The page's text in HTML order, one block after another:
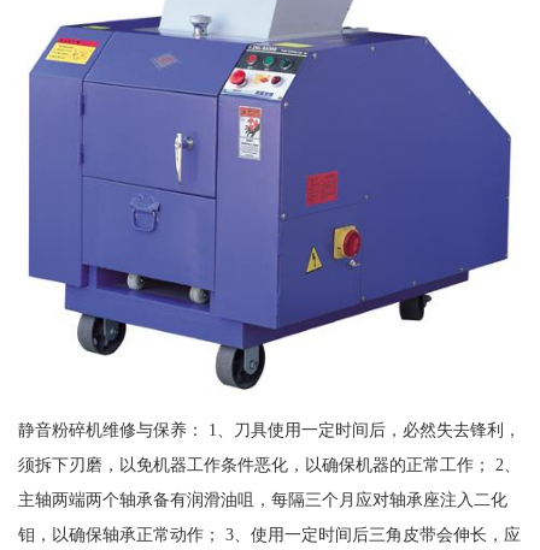
静音粉碎机维修与保养： 1、刀具使用一定时间后，必然失去锋利，
须拆下刃磨，以免机器工作条件恶化，以确保机器的正常工作； 2、
主轴两端两个轴承备有润滑油咀，每隔三个月应对轴承座注入二化
钼，以确保轴承正常动作； 3、使用一定时间后三角皮带会伸长，应